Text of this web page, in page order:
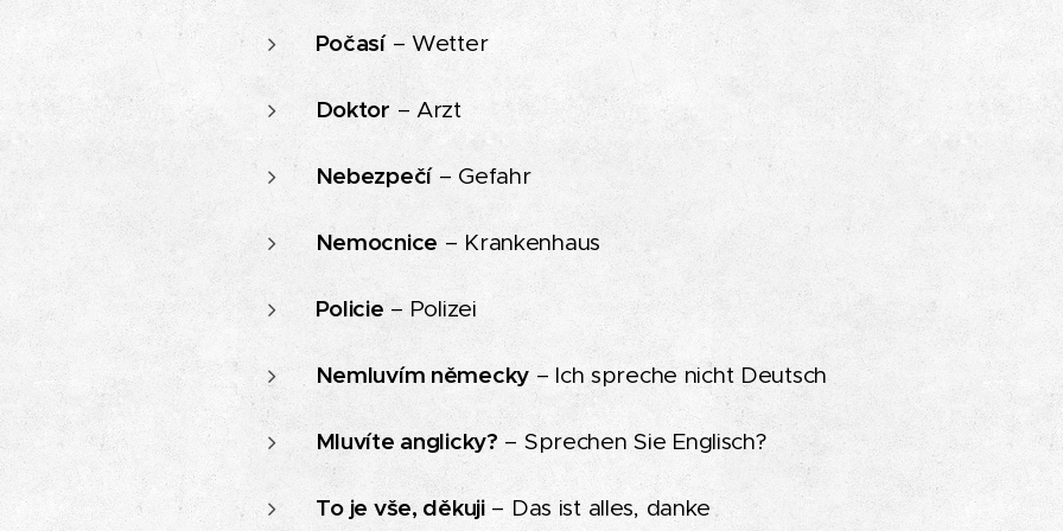
Počasí– Wetter
Doktor – Arzt
Nebezpečí– Gefahr
Nemocnice – Krankenhaus
Policie– Polizei
Nemluvím německy– Ich spreche nicht Deutsch
Mluvíte anglicky? – Sprechen Sie Englisch?
To je vše, děkuji– Das ist alles, danke